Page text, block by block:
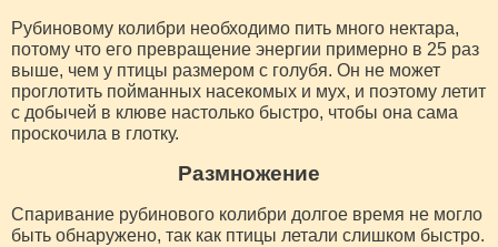
Рубиновому колибри необходимо пить много нектара,
потому что его превращение энергии примерно в 25 раз
выше, чем у птицы размером с голубя. Он не может
проглотить пойманных насекомых и мух, и поэтому летит
с добычей в клюве настолько быстро, чтобы она сама
проскочила в глотку.
Размножение
Спаривание рубинового колибри долгое время не могло
быть обнаружено, так как птицы летали слишком быстро.